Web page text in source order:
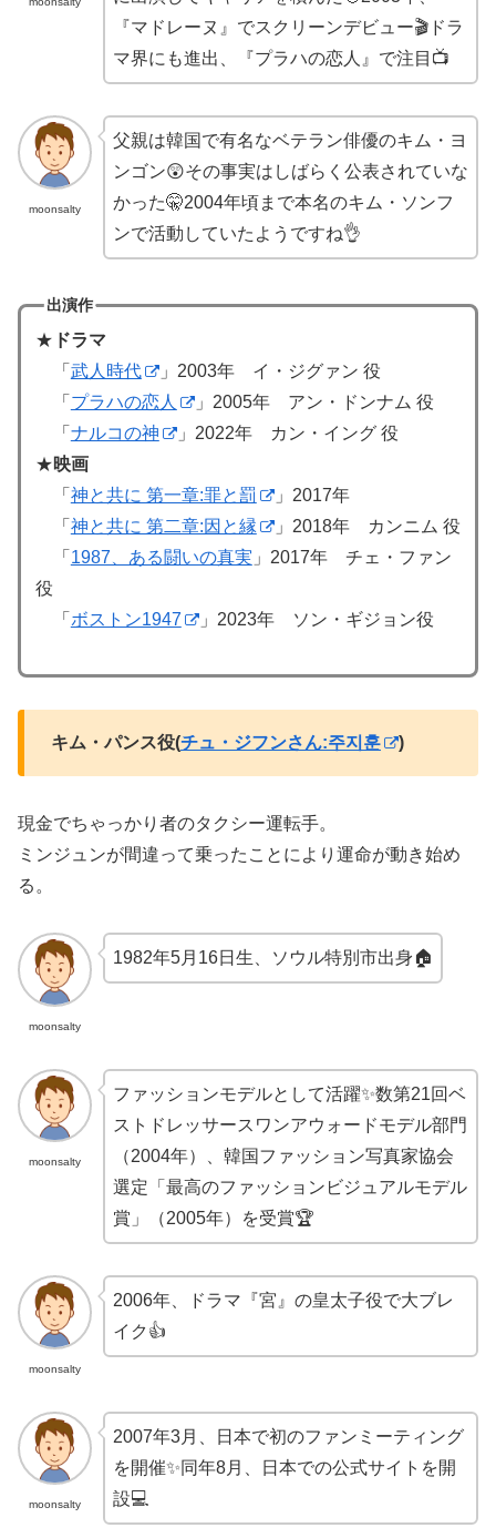
『マドレーヌ』でスクリーンデビュー🎬ドラ
マ界にも進出、『プラハの恋人』で注目📺
moonsalty
父親は韓国で有名なベテラン俳優のキム・ヨ
ンゴン😲その事実はしばらく公表されていな
かった🤫2004年頃まで本名のキム・ソンフ
ンで活動していたようですね👌
出演作
★ ドラマ
「 武人時代
」2003年 イ・ジグァン 役
「 プラハの恋人
」2005年 アン・ドンナム 役
「 ナルコの神
」2022年 カン・イング 役
★映画
「 神と共に 第一章:罪と罰
」2017年
「 神と共に 第二章:因と縁
」2018年 カンニム 役
「 1987、ある闘いの真実 」2017年 チェ・ファン
役
「 ボストン1947 」2023年 ソン・ギジョン役
キム・パンス役(チュ・ジフンさん:주지훈 )
現金でちゃっかり者のタクシー運転手。
ミンジュンが間違って乗ったことにより運命が動き始め
る。
moonsalty
1982年5月16日生、ソウル特別市出身🏠
moonsalty
ファッションモデルとして活躍✨数第21回ベ
ストドレッサースワンアウォードモデル部門
（2004年）、韓国ファッション写真家協会
選定「最高のファッションビジュアルモデル
賞」（2005年）を受賞🏆
moonsalty
2006年、ドラマ『宮』の皇太子役で大ブレ
イク👍
moonsalty
2007年3月、日本で初のファンミーティング
を開催✨同年8月、日本での公式サイトを開
設💻